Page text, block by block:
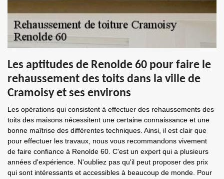
Les aptitudes de Renolde 60 pour faire le
rehaussement des toits dans la ville de
Cramoisy et ses environs
Les opérations qui consistent à effectuer des rehaussements des
toits des maisons nécessitent une certaine connaissance et une
bonne maîtrise des différentes techniques. Ainsi, il est clair que
pour effectuer les travaux, nous vous recommandons vivement
de faire confiance à Renolde 60. C'est un expert qui a plusieurs
années d'expérience. N'oubliez pas qu'il peut proposer des prix
qui sont intéressants et accessibles à beaucoup de monde. Pour